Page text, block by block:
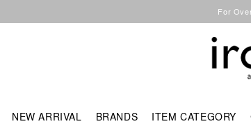
For
NEW ARRIVAL BRANDS ITEM CATEGORY